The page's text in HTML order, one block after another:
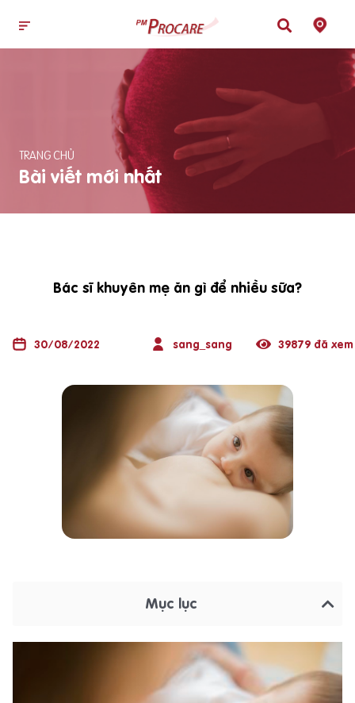
TRANG CHỦ
Bài viết mới nhất
Bác sĩ khuyên mẹ ăn gì để nhiều sữa?
30/08/2022 sang_sang 39879 đã xem
Mục lục